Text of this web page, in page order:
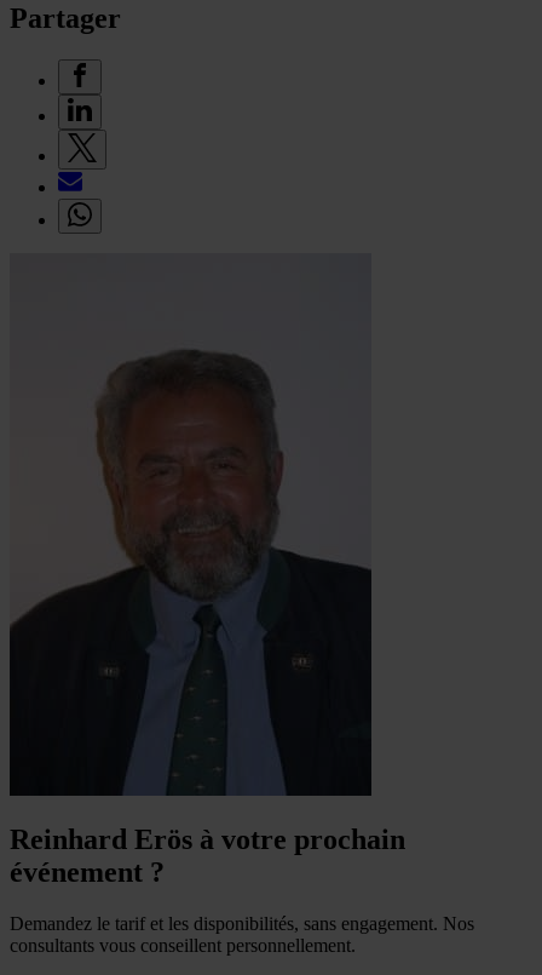
Partager
Reinhard Erös à votre prochain
événement ?
Demandez le tarif et les disponibilités, sans engagement. Nos
consultants vous conseillent personnellement.